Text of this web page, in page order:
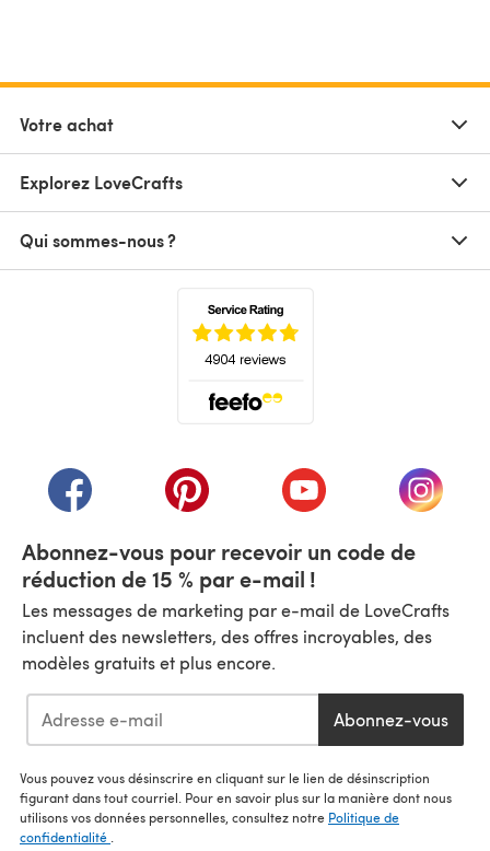
Votre achat
Explorez LoveCrafts
Qui sommes-nous ?
(s'ouvre dans un nouvel onglet)
(s'ouvre dans un nouvel onglet)
(s'ouvre dans un(s'ouvre
Abonnez-vous pour recevoir un code de
réduction de 15 % par e-mail !
Les messages de marketing par e-mail de LoveCrafts
incluent des newsletters, des offres incroyables, des
modèles gratuits et plus encore.
Abonnez-vous
Vous pouvez vous désinscrire en cliquant sur le lien de désinscription
figurant dans tout courriel. Pour en savoir plus sur la manière dont nous
utilisons vos données personnelles, consultez notre Politique de
confidentialité